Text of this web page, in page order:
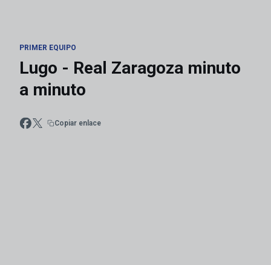
PRIMER EQUIPO
Lugo - Real Zaragoza minuto
a minuto
Copiar enlace